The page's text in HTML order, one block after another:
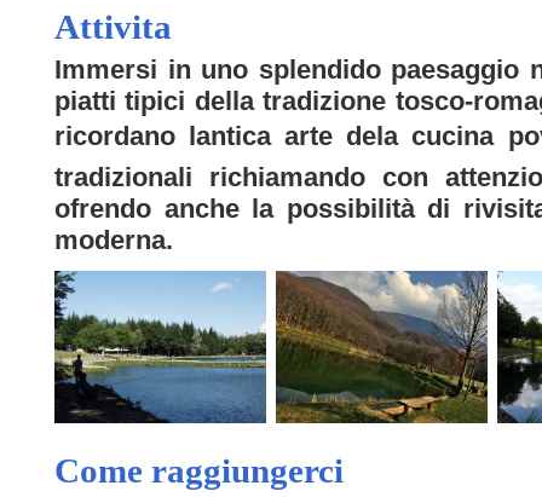
Attivita
Immersi in uno splendido paesaggio
piatti tipici della tradizione tosco-
ricordano lantica arte dela cucina
tradizionali richiamando con
ofrendo anche la possibilità di
moderna.
Come raggiungerci